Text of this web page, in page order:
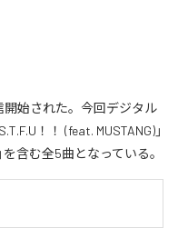
開始された。今回デジタル
！！ (feat. MUSTANG)」
を含む全5曲となっている。